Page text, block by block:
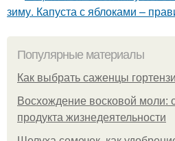
зиму. Капуста с яблоками –
Популярные материалы
Как выбрать саженцы
Восхождение восковой моли:
продукта жизнедеятельности